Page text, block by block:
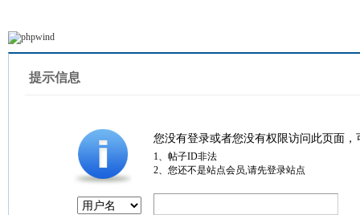
提示信息
您没有登录或者您没有权限访问此页面
1、帖子ID非法
2、您还不是站点会员,请先登录站点